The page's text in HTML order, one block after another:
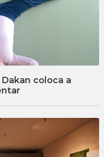
coloca a